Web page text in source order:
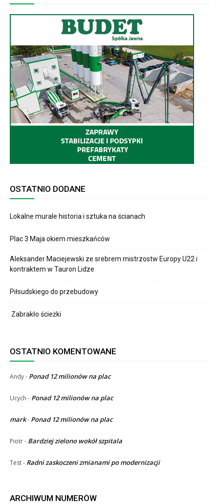
OSTATNIO DODANE
Lokalne murale historia i sztuka na ścianach
Plac 3 Maja okiem mieszkańców
Aleksander Maciejewski ze srebrem mistrzostw Europy U22 i
kontraktem w Tauron Lidze
Piłsudskiego do przebudowy
Zabrakło ścieżki
OSTATNIO KOMENTOWANE
Andy- Ponad 12 milionów na plac
Ucych - Ponad 12 milionów na plac
mark- Ponad 12 milionów na plac
Piotr- Bardziej zielono wokół szpitala
Test- Radni zaskoczeni zmianami po modernizacji
ARCHIWUM NUMERÓW